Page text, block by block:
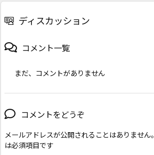
ディスカッション
コメント一覧
まだ、コメントがありません
コメントをどうぞ
メールアドレスが公開されることはありません。
は必須項目です